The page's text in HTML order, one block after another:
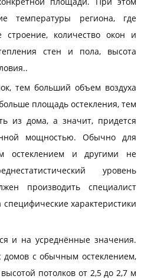
температуры региона, где
строение, количество окон и
стен и пола, высота
тем больший объем воздуха
площадь остекления, тем
из дома, а значит, придется
мощностью. Обычно для
остеклением и другими не
уровень
производить специалист
характеристики
и на усреднённые значения.
домов с обычным остеклением,
потолков от 2,5 до 2,7 м